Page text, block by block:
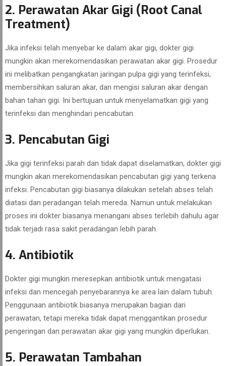
2. Perawatan Akar Gigi (Root Canal
Treatment)
Jika infeksi telah menyebar ke dalam akar gigi, dokter gigi
mungkin akan merekomendasikan perawatan akar gigi. Prosedur
ini melibatkan pengangkatan jaringan pulpa gigi yang terinfeksi,
membersihkan saluran akar, dan mengisi saluran akar dengan
bahan tahan gigi. Ini bertujuan untuk menyelamatkan gigi yang
terinfeksi dan menghindari pencabutan.
3. Pencabutan Gigi
Jika gigi terinfeksi parah dan tidak dapat diselamatkan, dokter gigi
mungkin akan merekomendasikan pencabutan gigi yang terkena
infeksi. Pencabutan gigi biasanya dilakukan setelah abses telah
diatasi dan peradangan telah mereda. Namun untuk melakukan
proses ini dokter biasanya menangani abses terlebih dahulu agar
tidak terjadi rasa sakit peradangan lebih parah.
4. Antibiotik
Dokter gigi mungkin meresepkan antibiotik untuk mengatasi
infeksi dan mencegah penyebarannya ke area lain dalam tubuh.
Penggunaan antibiotik biasanya merupakan bagian dari
perawatan, tetapi mereka tidak dapat menggantikan prosedur
pengeringan dan perawatan akar gigi yang mungkin diperlukan.
5. Perawatan Tambahan